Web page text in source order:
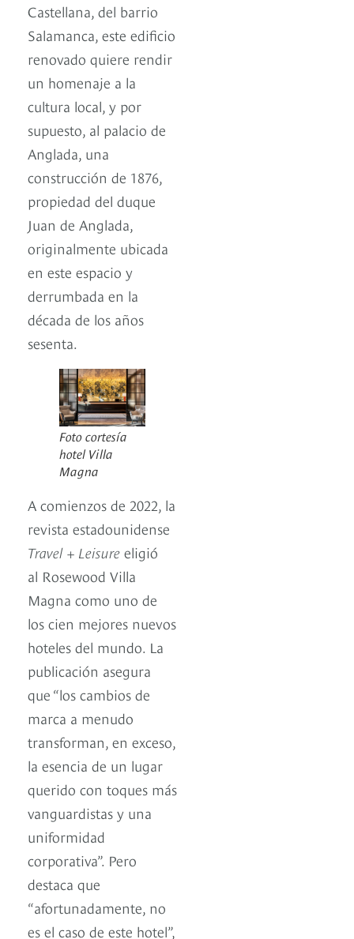
Castellana, del barrio
Salamanca, este edificio
renovado quiere rendir
un homenaje a la
cultura local, y por
supuesto, al palacio de
Anglada, una
construcción de 1876,
propiedad del duque
Juan de Anglada,
originalmente ubicada
en este espacio y
derrumbada en la
década de los años
sesenta.
Foto cortesía
hotel Villa
Magna
A comienzos de 2022, la
revista estadounidense
Travel + Leisure eligió
al Rosewood Villa
Magna como uno de
los cien mejores nuevos
hoteles del mundo. La
publicación asegura
que “los cambios de
marca a menudo
transforman, en exceso,
la esencia de un lugar
querido con toques más
vanguardistas y una
uniformidad
corporativa”. Pero
destaca que
“afortunadamente, no
es el caso de este hotel”,